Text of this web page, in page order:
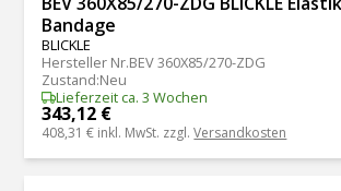
Bandage
BLICKLE
Hersteller Nr.BEV 360X85/270-ZDG
Zustand:Neu
Lieferzeit ca. 3 Wochen
343,12 €
408,31 € inkl. MwSt. zzgl.Versandkosten